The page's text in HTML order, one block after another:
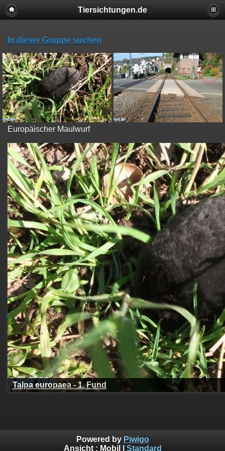
Tiersichtungen.de
In dieser Gruppe suchen
Europäischer Maulwurf
Talpa europaea - 1. Fund
Powered by Piwigo
Ansicht : Mobil Standard